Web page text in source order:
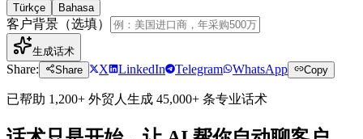
Türkçe
Bahasa
客户背景（选填）
生成话术
Share: Share X LinkedIn Telegram WhatsApp Copy
已帮助 1,200+ 外贸人生成 45,000+ 条专业话术